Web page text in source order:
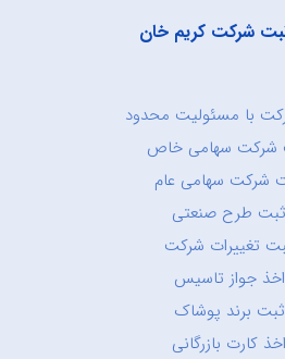
شرکت کریم خان
با مسئولیت محدود
شرکت سهامی خاص
شرکت سهامی عام
ثبت طرح صنعتی
تغییرات شرکت
اخذ جواز تاسیس
ثبت برند پوشاک
اخذ کارت بازرگانی